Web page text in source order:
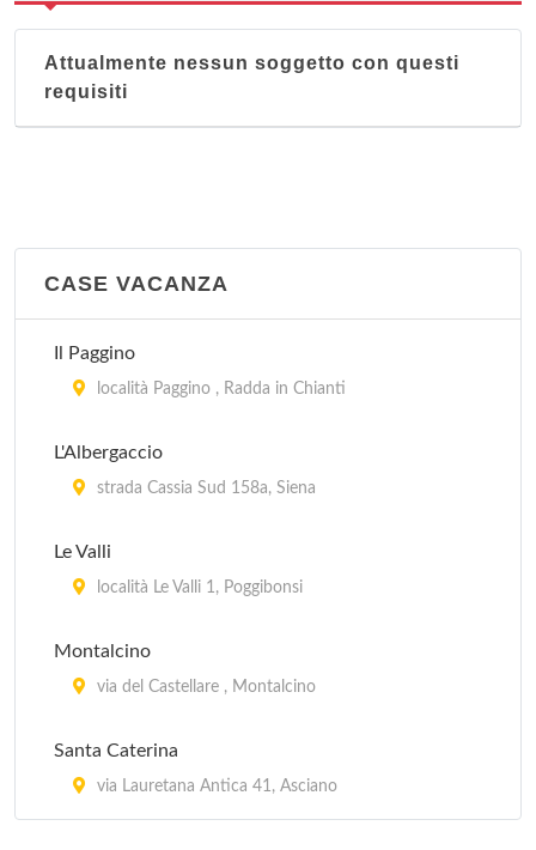
Attualmente nessun soggetto con questi
requisiti
CASE VACANZA
Il Paggino
località Paggino , Radda in Chianti
L'Albergaccio
strada Cassia Sud 158a, Siena
Le Valli
località Le Valli 1, Poggibonsi
Montalcino
via del Castellare , Montalcino
Santa Caterina
via Lauretana Antica 41, Asciano